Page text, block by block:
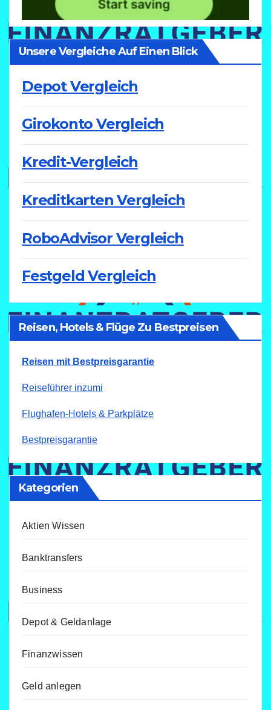
Unsere Vergleiche Auf Einen Blick
Depot Vergleich
Girokonto Vergleich
Kredit-Vergleich
Kreditkarten Vergleich
RoboAdvisor Vergleich
Festgeld Vergleich
Reisen, Hotels & Flüge Zu Bestpreisen
Reisen mit Bestpreisgarantie
Reiseführer inzumi
Flughafen-Hotels & Parkplätze
Bestpreisgarantie
Kategorien
Aktien Wissen
Banktransfers
Business
Depot & Geldanlage
Finanzwissen
Geld anlegen